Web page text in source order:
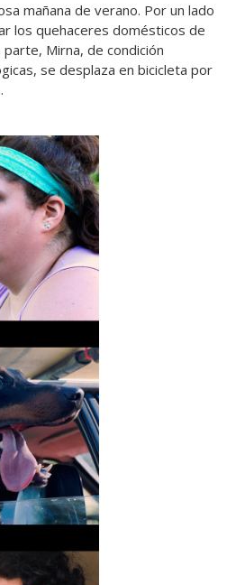
mañana de verano. Por un lado
los quehaceres domésticos de
Mirna, de condición
se desplaza en bicicleta por